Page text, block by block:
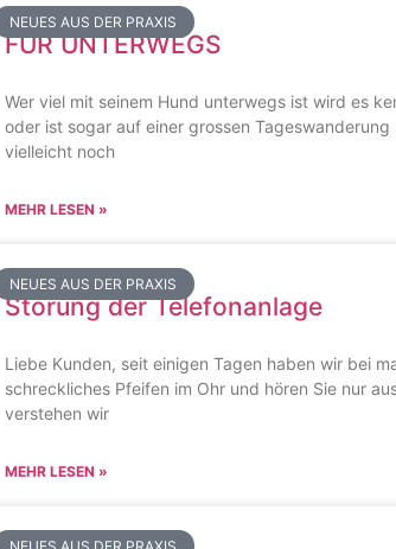
NEUES AUS DER PRAXIS
FÜR UNTERWEGS
Wer viel mit seinem Hund unterwegs ist wird es
oder ist sogar auf einer grossen
vielleicht noch
MEHR LESEN »
NEUES AUS DER PRAXIS
Störung der Telefonanlage
Liebe Kunden, seit einigen Tagen haben wir bei
schreckliches Pfeifen im Ohr und hören Sie nur
verstehen wir
MEHR LESEN »